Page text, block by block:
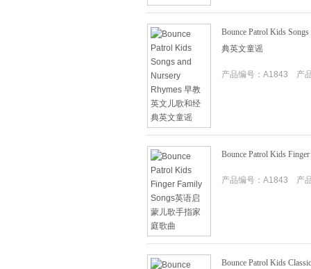
Bounce Patrol Kids
典英文童谣
产品编号：A1843 产
Bounce Patrol Kids
产品编号：A1843 产
Bounce Patrol Kids